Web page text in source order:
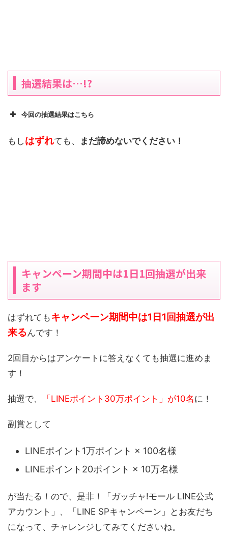
抽選結果は…!?
今回の抽選結果はこちら
もしはずれても、 まだ諦めないでください！
キャンペーン期間中は1日1回抽選が出来
ます
はずれてもキャンペーン期間中は1日1回抽選が出
来るんです！
2回目からはアンケートに答えなくても抽選に進めま
す！
抽選で、 「LINEポイント30万ポイント」が10名に！
副賞として
LINEポイント1万ポイント × 100名様
LINEポイント20ポイント × 10万名様
が当たる！ので、是非！「ガッチャ!モール LINE公式
アカウント」、「LINE SPキャンペーン」とお友だち
になって、チャレンジしてみてくださいね。